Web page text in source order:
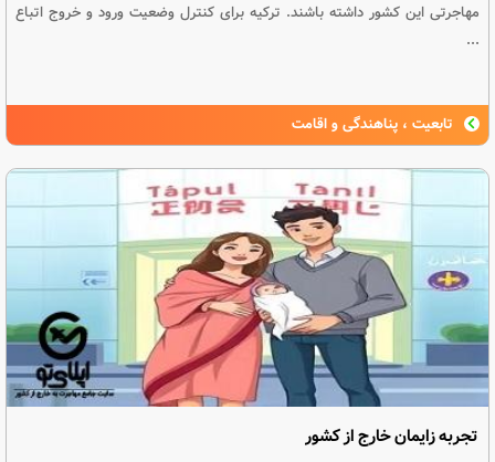
مهاجرتی این کشور داشته باشند. ترکیه برای کنترل وضعیت ورود و خروج اتباع
...
تابعیت ، پناهندگی و اقامت
تجربه زایمان خارج از کشور